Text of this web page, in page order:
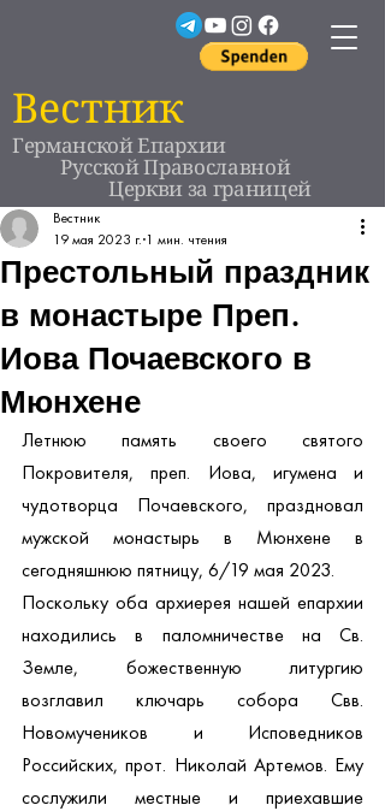
Вестник
Германской Епархии
Русской Православной
Церкви за границей
Престольный праздник
в монастыре Преп.
Иова Почаевского в
Мюнхене
Вестник
19 мая 2023 г. 1 мин. чтения
Летнюю память своего святого
Покровителя, преп. Иова, игумена и
чудотворца Почаевского, праздновал
мужской монастырь в Мюнхене в
сегодняшнюю пятницу, 6/19 мая 2023.
Поскольку оба архиерея нашей епархии
находились в паломничестве на Св.
Земле, божественную литургию
возглавил ключарь собора Свв.
Новомучеников и Исповедников
Российских, прот. Николай Артемов. Ему
сослужили местные и приехавшие